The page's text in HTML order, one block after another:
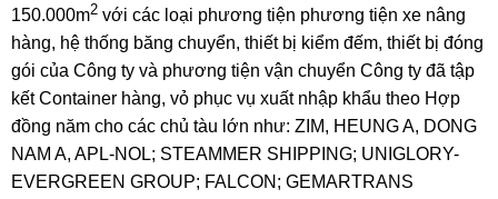
150.000m2với các loại phương tiện phương tiện xe nâng
hàng, hệ thống băng chuyển, thiết bị kiểm đếm, thiết bị đóng
gói của Công ty và phương tiện vận chuyển Công ty đã tập
kết Container hàng, vỏ phục vụ xuất nhập khẩu theo Hợp
đồng năm cho các chủ tàu lớn như: ZIM, HEUNG A, DONG
NAM A, APL-NOL; STEAMMER SHIPPING; UNIGLORY-
EVERGREEN GROUP; FALCON; GEMARTRANS